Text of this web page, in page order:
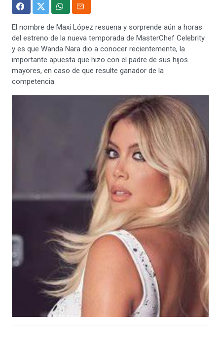
El nombre de Maxi López resuena y sorprende aún a horas
del estreno de la nueva temporada de MasterChef Celebrity
y es que Wanda Nara dio a conocer recientemente, la
importante apuesta que hizo con el padre de sus hijos
mayores, en caso de que resulte ganador de la
competencia.